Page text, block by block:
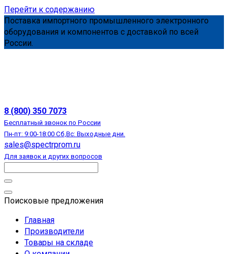
Перейти к содержанию
Поставка импортного промышленного электронного
оборудования и компонентов с доставкой по всей
России.
8 (800) 350 7073
Бесплатный звонок по России
Пн-пт: 9:00-18:00 Сб,Вс: Выходные дни.
sales@spectrprom.ru
Для заявок и других вопросов
Поисковые предложения
Главная
Производители
Товары на складе